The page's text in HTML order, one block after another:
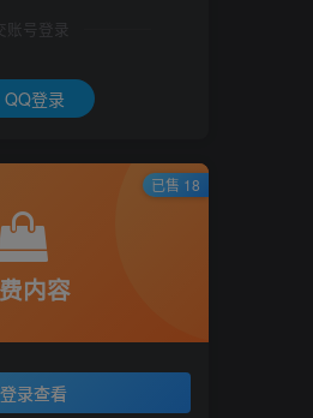
账号登录
QQ登录
内容
登录查看
已售 18